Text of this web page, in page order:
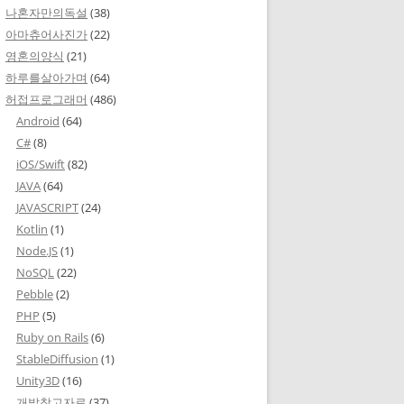
나혼자만의독설 (38)
아마츄어사진가(22)
영혼의양식 (21)
하루를살아가며 (64)
허접프로그래머 (486)
Android (64)
C#(8)
iOS/Swift(82)
JAVA(64)
JAVASCRIPT(24)
Kotlin (1)
Node.JS(1)
NoSQL(22)
Pebble(2)
PHP (5)
Ruby on Rails(6)
StableDiffusion (1)
Unity3D(16)